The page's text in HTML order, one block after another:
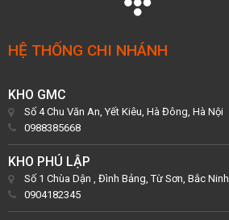
HỆ THỐNG CHI NHÁNH
KHO GMC
Số 4 Chu Văn An, Yết Kiêu, Hà Đông, Hà Nội
0988385668
KHO PHÚ LẬP
Số 1 Chùa Dận , Đình Bảng, Từ Sơn, Bắc Ninh
0904182345